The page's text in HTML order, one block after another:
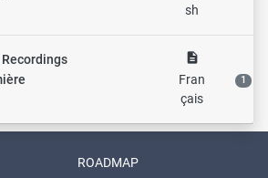
sh
description
Fran
çais
1
ROADMAP